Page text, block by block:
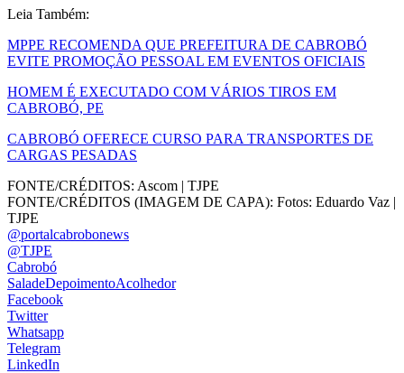
Leia Também:
MPPE RECOMENDA QUE PREFEITURA DE CABROBÓ
EVITE PROMOÇÃO PESSOAL EM EVENTOS OFICIAIS
HOMEM É EXECUTADO COM VÁRIOS TIROS EM
CABROBÓ, PE
CABROBÓ OFERECE CURSO PARA TRANSPORTES DE
CARGAS PESADAS
FONTE/CRÉDITOS: Ascom | TJPE
FONTE/CRÉDITOS (IMAGEM DE CAPA): Fotos: Eduardo Vaz |
TJPE
@portalcabrobonews
@TJPE
Cabrobó
SaladeDepoimentoAcolhedor
Facebook
Twitter
Whatsapp
Telegram
LinkedIn